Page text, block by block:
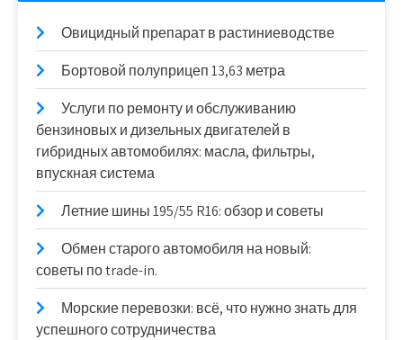
Овицидный препарат в растиниеводстве
Бортовой полуприцеп 13,63 метра
Услуги по ремонту и обслуживанию
бензиновых и дизельных двигателей в
гибридных автомобилях: масла, фильтры,
впускная система
Летние шины 195/55 R16: обзор и советы
Обмен старого автомобиля на новый:
советы по trade-in.
Морские перевозки: всё, что нужно знать для
успешного сотрудничества